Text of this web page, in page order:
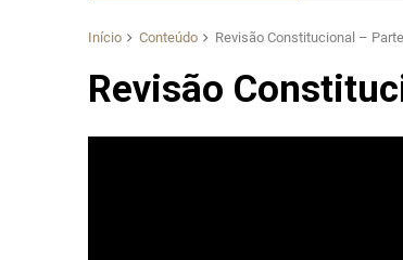
Início Conteúdo Revisão Constitucional –
Revisão